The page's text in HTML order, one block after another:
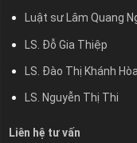
Luật sư Lâm Quang
LS. Đỗ Gia Thiệp
LS. Đào Thị Khánh Hòa
LS. Nguyễn Thị Thi
Liên hệ tư vấn